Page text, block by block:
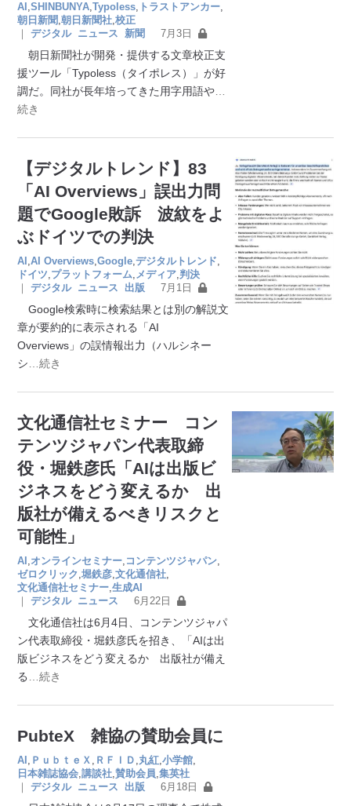
AI ,SHINBUNYA,Typoless, トラストアンカー,
朝日新聞,朝日新聞社,校正
｜
デジタル ニュース 新聞 7月3日
朝日新聞社が開発・提供する文章校正支
援ツール「Typoless（タイポレス）」が好
調だ。同社が長年培ってきた用字用語や…
続き
【デジタルトレンド】83
「AI Overviews」誤出力問
題でGoogle敗訴 波紋をよ
ぶドイツでの判決
AI ,AI Overviews,Google,デジタルトレンド,
ドイツ,プラットフォーム,メディア,判決
｜
デジタル ニュース 出版 7月1日
Google検索時に検索結果とは別の解説文
章が要約的に表示される「AI
Overviews」の誤情報出力（ハルシネー
シ…続き
文化通信社セミナー コン
テンツジャパン代表取締
役・堀鉄彦氏「AIは出版ビ
ジネスをどう変えるか 出
版社が備えるべきリスクと
可能性」
AI ,オンラインセミナー, コンテンツジャパン,
ゼロクリック ,堀鉄彦,文化通信社,
文化通信社セミナー,生成AI
｜
デジタル ニュース 6月22日
文化通信社は6月4日、コンテンツジャパ
ン代表取締役・堀鉄彦氏を招き、「AIは出
版ビジネスをどう変えるか 出版社が備え
る …続き
PubteX 雑協の賛助会員に
AI , ＰｕｂｔｅＸ , ＲＦＩＤ ,丸紅,小学館,
日本雑誌協会,講談社,賛助会員,集英社
｜
デジタル ニュース 出版 6月18日